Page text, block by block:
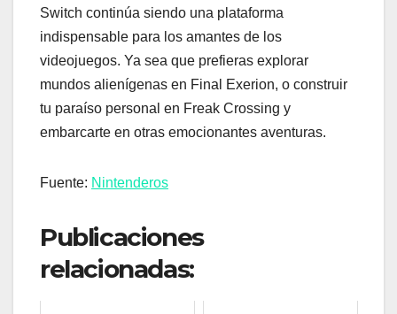
Switch continúa siendo una plataforma
indispensable para los amantes de los
videojuegos. Ya sea que prefieras explorar
mundos alienígenas en Final Exerion, o construir
tu paraíso personal en Freak Crossing y
embarcarte en otras emocionantes aventuras.
Fuente: Nintenderos
Publicaciones
relacionadas: